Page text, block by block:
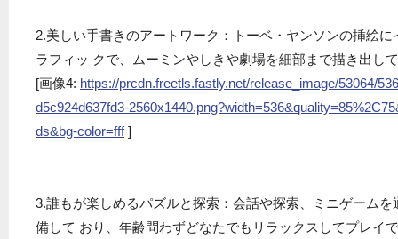
2.美しい手書きのアートワーク：トーベ・ヤンソンの挿絵
ラフィッ クで、ムーミンやしきや劇場を細部まで描き出し
[画像4: https://prcdn.freetls.fastly.net/release_image/53064/
d5c924d637fd3-
ds&bg-color=fff]
3.誰もが楽しめるパズルと探索：会話や探索、ミニゲーム
備して おり、年齢問わずどなたでもリラックスしてプレイ